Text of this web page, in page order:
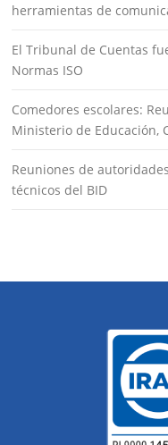
herramientas de
El Tribunal de Cuentas
Normas ISO
Comedores escolares:
Ministerio de Educación,
Reuniones de
técnicos del BID